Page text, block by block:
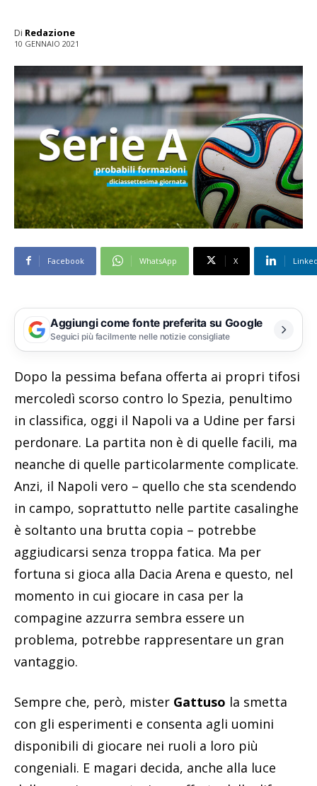
Di Redazione
10 GENNAIO 2021
Facebook WhatsApp X
Aggiungi come fonte preferita su Google
Seguici più facilmente nelle notizie consigliate
Dopo la pessima befana offerta ai propri tifosi
mercoledì scorso contro lo Spezia, penultimo
in classifica, oggi il Napoli va a Udine per farsi
perdonare. La partita non è di quelle facili, ma
neanche di quelle particolarmente complicate.
Anzi, il Napoli vero – quello che sta scendendo
in campo, soprattutto nelle partite casalinghe
è soltanto una brutta copia – potrebbe
aggiudicarsi senza troppa fatica. Ma per
fortuna si gioca alla Dacia Arena e questo, nel
momento in cui giocare in casa per la
compagine azzurra sembra essere un
problema, potrebbe rappresentare un gran
vantaggio.
Sempre che, però, mister Gattuso la smetta
con gli esperimenti e consenta agli uomini
disponibili di giocare nei ruoli a loro più
congeniali. E magari decida, anche alla luce